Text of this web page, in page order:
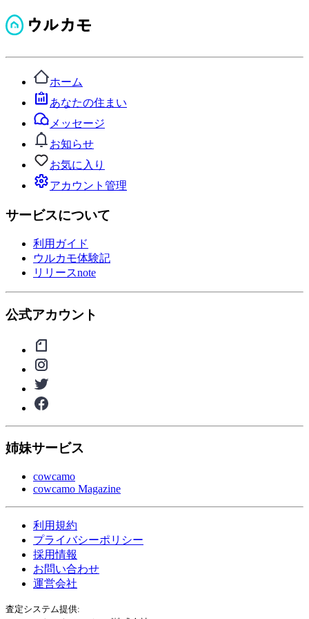
ホーム
あなたの住まい
メッセージ
お知らせ
お気に入り
アカウント管理
サービスについて
利用ガイド
ウルカモ体験記
リリースnote
公式アカウント
姉妹サービス
cowcamo
cowcamo Magazine
利用規約
プライバシーポリシー
採用情報
お問い合わせ
運営会社
査定システム提供: